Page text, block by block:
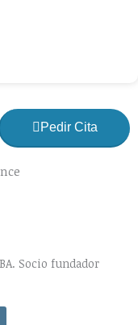
Pedir Cita
Socio fundador